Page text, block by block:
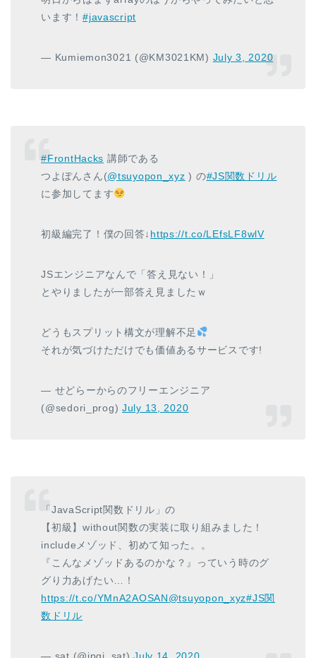
います！#javascript
— Kumiemon3021 (@KM3021KM) July 3, 2020
#FrontHacks 講師である
つよぽんさん(@tsuyopon_xyz ) の#JS関数ドリル
に参加してます
初級編完了！僕の回答↓ https://t.co/LEfsLF8wlV
JSエンジニアなんで「答え見ない！」
とやりましたが一部答え見ましたｗ
どうもスプリット構文が理解不足
それが気づけただけでも価値あるサービスです!
— せどらーからのフリーエンジニア
(@sedori_prog) July 13, 2020
「JavaScript関数ドリル」の
【初級】without関数の実装に取り組みました！
includeメゾッド、初めて知った。。
『こんなメゾッドあるのかな？』っていう時のグ
グり力あげたい…！
https://t.co/YMnA2AOSAN@tsuyopon_xyz#JS関
数ドリル